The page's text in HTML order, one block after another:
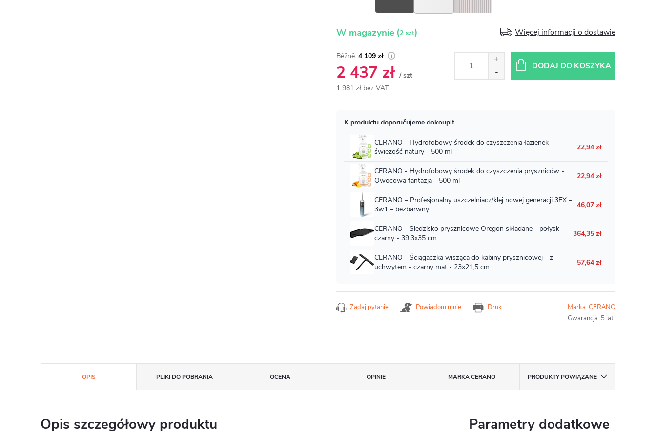
W magazynie (2 szt) Więcej informacji o dostawie
4 109 zł
2 437 zł / szt
1 981 zł bez VAT
DODAJ DO KOSZYKA
Druk
Zadaj pytanie Powiadom mnie Marka:CERANO
Gwarancja: 5 lat
OPIS PLIKI DO POBRANIA OCENA OPINIE MARKACERANO PRODUKTY POWIĄZANE
Opis szczegółowy produktu Parametry dodatkowe